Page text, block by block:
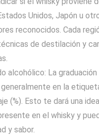
Unidos, Japón u
reconocidos. Cada
de destilación y
alcohólico: La
en la
(%). Esto te dará una
en el whisky y
y sabor.